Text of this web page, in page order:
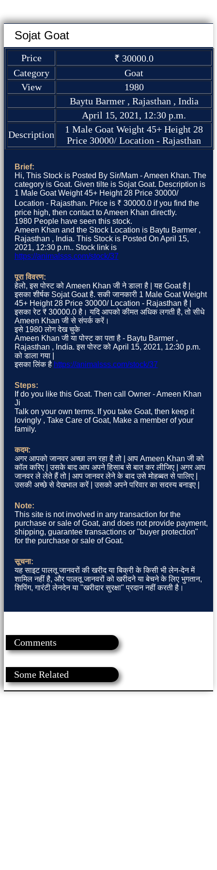
Sojat Goat
Price
₹ 30000.0
Category
Goat
View
1980
Baytu Barmer , Rajasthan , India
April 15, 2021, 12:30 p.m.
Description
1 Male Goat Weight 45+ Height 28
Price 30000/ Location - Rajasthan
Brief:
Hi, This Stock is Posted By Sir/Mam - Ameen Khan. The
category is Goat. Given tilte is Sojat Goat. Description is
1 Male Goat Weight 45+ Height 28 Price 30000/
Location - Rajasthan. Price is ₹ 30000.0 if you find the
price high, then contact to Ameen Khan directly.
1980 People have seen this stock.
Ameen Khan and the Stock Location is Baytu Barmer ,
Rajasthan , India. This Stock is Posted On April 15,
2021, 12:30 p.m.. Stock link is
https://animalsss.com/stock/37
पूरा विवरण:
हेलो, इस पोस्ट को Ameen Khan जी ने डाला है | यह Goat है |
इसका शीर्षक Sojat Goat है. सकी जानकारी 1 Male Goat Weight
45+ Height 28 Price 30000/ Location - Rajasthan है |
इसका रेट ₹ 30000.0 है। यदि आपको कीमत अधिक लगती है, तो सीधे
Ameen Khan जी से संपर्क करें।
इसे 1980 लोग देख चुके
Ameen Khan जी या पोस्ट का पता है - Baytu Barmer ,
Rajasthan , India. इस पोस्ट को April 15, 2021, 12:30 p.m.
को डाला गया |
इसका लिंक है https://animalsss.com/stock/37
Steps:
If do you like this Goat. Then call Owner - Ameen Khan
Ji
Talk on your own terms. If you take Goat, then keep it
lovingly , Take Care of Goat, Make a member of your
family.
कदम:
अगर आपको जानवर अच्छा लग रहा है तो | आप Ameen Khan जी को
कॉल करिए | उसके बाद आप अपने हिसाब से बात कर लीजिए | अगर आप
जानवर ले लेते हैं तो | आप जानवर लेने के बाद उसे मोहब्बत से पालिए |
उसकी अच्छे से देखभाल करें | उसको अपने परिवार का सदस्य बनाइए |
Note:
This site is not involved in any transaction for the
purchase or sale of Goat, and does not provide payment,
shipping, guarantee transactions or "buyer protection"
for the purchase or sale of Goat.
सूचना:
यह साइट पालतू जानवरों की खरीद या बिक्री के किसी भी लेन-देन में
शामिल नहीं है, और पालतू जानवरों को खरीदने या बेचने के लिए भुगतान,
शिपिंग, गारंटी लेनदेन या "खरीदार सुरक्षा" प्रदान नहीं करती है।
Comments
Some Related